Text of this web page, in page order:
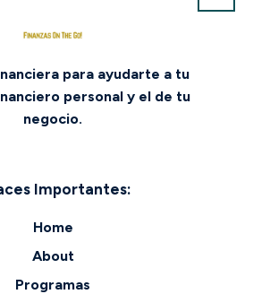
para ayudarte a tu
personal y el de tu
negocio.
Importantes:
Home
About
Programas